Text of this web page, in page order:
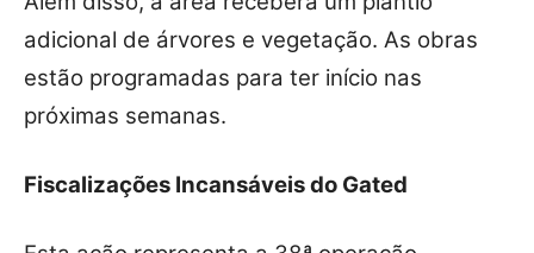
adicional de árvores e vegetação. As obras
estão programadas para ter início nas
próximas semanas.
Fiscalizações Incansáveis do Gated